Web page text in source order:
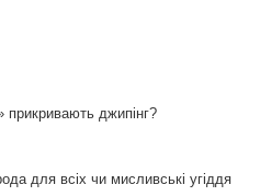
прикривають джипінг?
для всіх чи мисливські угіддя